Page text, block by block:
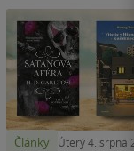
Články Úterý 4. srpna